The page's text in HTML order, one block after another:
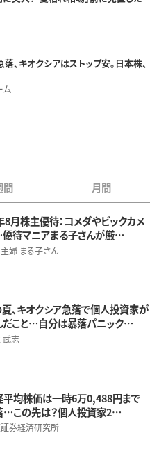
、キオクシアはストップ安。日本株、
ム
間 月間
8月株主優待：コメダやビックカメ
待マニアまる子さんが厳…
婦 まる子さん
夏、キオクシア急落で個人投資家が
だこと…自分は暴落パニック…
武志
平均株価は一時6万0,488円まで
…この先は？個人投資家2…
券経済研究所